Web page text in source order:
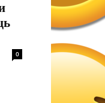
0